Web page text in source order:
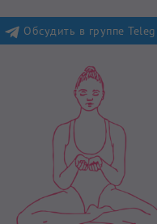
Обсудить в группе